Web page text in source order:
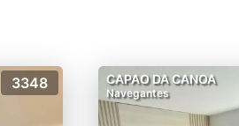
3348 CAPAO DA CANOA
Navegantes